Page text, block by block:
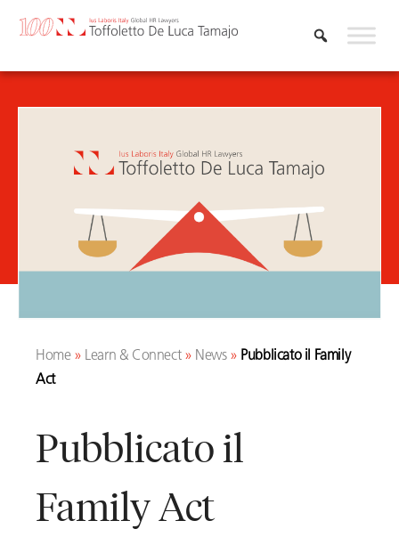
Home» Learn & Connect» News» Pubblicato il Family
Act
Pubblicato il
Family Act